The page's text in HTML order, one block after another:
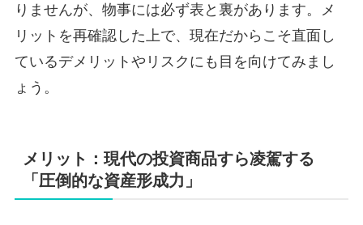
りませんが、物事には必ず表と裏があります。メ
リットを再確認した上で、現在だからこそ直面し
ているデメリットやリスクにも目を向けてみまし
ょう。
メリット：現代の投資商品すら凌駕する
「圧倒的な資産形成力」